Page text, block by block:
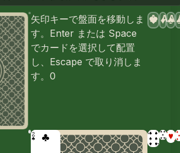
矢印キーで盤面を移動しま
す。Enter または Space
でカードを選択して配置
し、Escape で取り消しま
す。0
A
♥ A
♦ A
♣